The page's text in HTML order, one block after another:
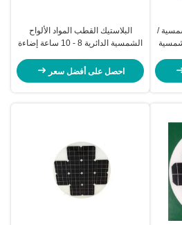
/
البلاستيك القطب المواد الألواح
الشمسية الدائرية 8 - 10 ساعة إضاءة
احصل على أفضل سعر